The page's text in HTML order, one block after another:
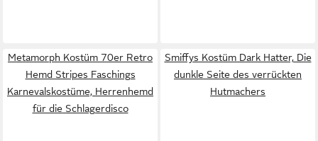
Metamorph Kostüm 70er Retro
Hemd Stripes Faschings
Karnevalskostüme, Herrenhemd
für die Schlagerdisco
Smiffys Kostüm Dark Hatter, Die
dunkle Seite des verrückten
Hutmachers